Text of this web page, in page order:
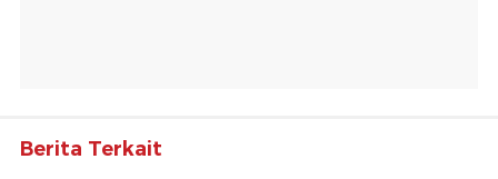
Berita Terkait